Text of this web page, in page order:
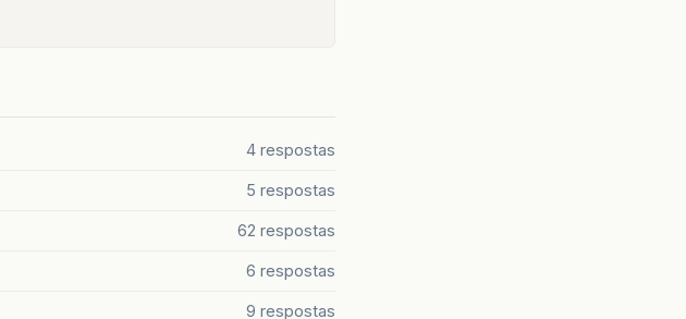
4 respostas
5 respostas
62 respostas
6 respostas
9 respostas